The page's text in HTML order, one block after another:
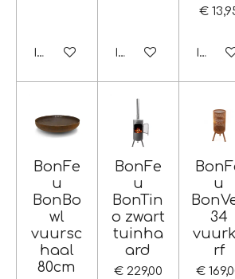
In winkelwagenIn winkelwagen
€
In
BonFe
u
BonBo
wl
vuursc
haal
80cm
BonFe
u
BonTin
o zwart
tuinha
ard
€ 229,00
u
34
rf
€